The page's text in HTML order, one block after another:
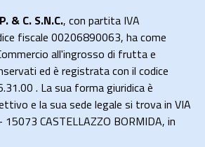
& C. S.N.C., con partita IVA
fiscale 00206890063, ha come
all'ingrosso di frutta e
ed è registrata con il codice
. La sua forma giuridica è
e la sua sede legale si trova in VIA
CASTELLAZZO BORMIDA, in